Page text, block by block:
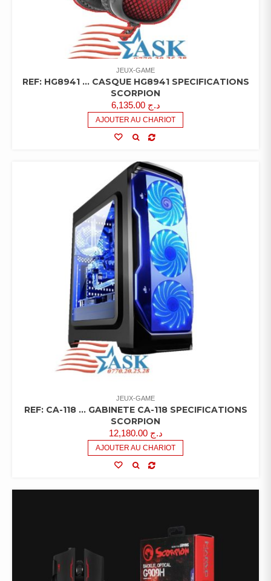
JEUX-GAME
REF: HG8941 … CASQUE HG8941 SPECIFICATIONS
SCORPION
د.ج 6,135.00
AJOUTER AU CHARIOT
JEUX-GAME
REF: CA-118 … GABINETE CA-118 SPECIFICATIONS
SCORPION
د.ج 12,180.00
AJOUTER AU CHARIOT